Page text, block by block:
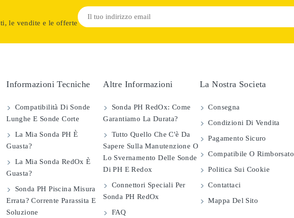
le vendite e le offerte
Informazioni Tecniche
Compatibilità Di Sonde
Lunghe E Sonde Corte
La Mia Sonda PH È
Guasta?
La Mia Sonda RedOx È
Guasta?
Sonda PH Piscina Misura
Errata? Corrente Parassita E
Soluzione
Altre Informazioni
Sonda PH RedOx: Come
Garantiamo La Durata?
Tutto Quello Che C'è Da
Sapere Sulla Manutenzione O
Lo Svernamento Delle Sonde
Di PH E Redox
Connettori Speciali Per
Sonda PH RedOx
FAQ
La Nostra Societa
Consegna
Condizioni Di Vendita
Pagamento Sicuro
Compatibile O Rimborsato
Politica Sui Cookie
Contattaci
Mappa Del Sito